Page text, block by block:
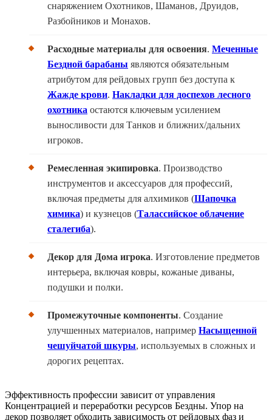
снаряжением Охотников, Шаманов, Друидов,
Разбойников и Монахов.
Расходные материалы для освоения. Меченные
Бездной барабаны являются обязательным
атрибутом для рейдовых групп без доступа к
Жажде крови. Накладки для доспехов лесного
охотника остаются ключевым усилением
выносливости для Танков и ближних/дальних
игроков.
Ремесленная экипировка. Производство
инструментов и аксессуаров для профессий,
включая предметы для алхимиков (Шапочка
химика) и кузнецов (Талассийское облачение
сталегиба).
Декор для Дома игрока. Изготовление предметов
интерьера, включая ковры, кожаные диваны,
подушки и полки.
Промежуточные компоненты. Создание
улучшенных материалов, например Насыщенной
чешуйчатой шкуры, используемых в сложных и
дорогих рецептах.
Эффективность профессии зависит от управления
Концентрацией и переработки ресурсов Бездны. Упор на
декор позволяет обходить зависимость от рейдовых фаз и